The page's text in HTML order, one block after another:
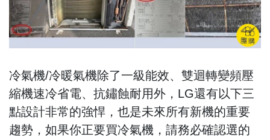
冷氣機/冷暖氣機除了一級能效、雙迴轉變頻壓
縮機速冷省電、抗鏽蝕耐用外，LG還有以下三
點設計非常的強悍，也是未來所有新機的重要
趨勢，如果你正要買冷氣機，請務必確認選的